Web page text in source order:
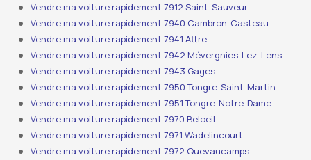
Vendre ma voiture rapidement 7912 Saint-Sauveur
Vendre ma voiture rapidement 7940 Cambron-Casteau
Vendre ma voiture rapidement 7941 Attre
Vendre ma voiture rapidement 7942 Mévergnies-Lez-Lens
Vendre ma voiture rapidement 7943 Gages
Vendre ma voiture rapidement 7950 Tongre-Saint-Martin
Vendre ma voiture rapidement 7951 Tongre-Notre-Dame
Vendre ma voiture rapidement 7970 Beloeil
Vendre ma voiture rapidement 7971 Wadelincourt
Vendre ma voiture rapidement 7972 Quevaucamps